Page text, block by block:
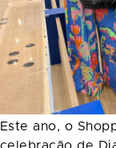
Este ano, o